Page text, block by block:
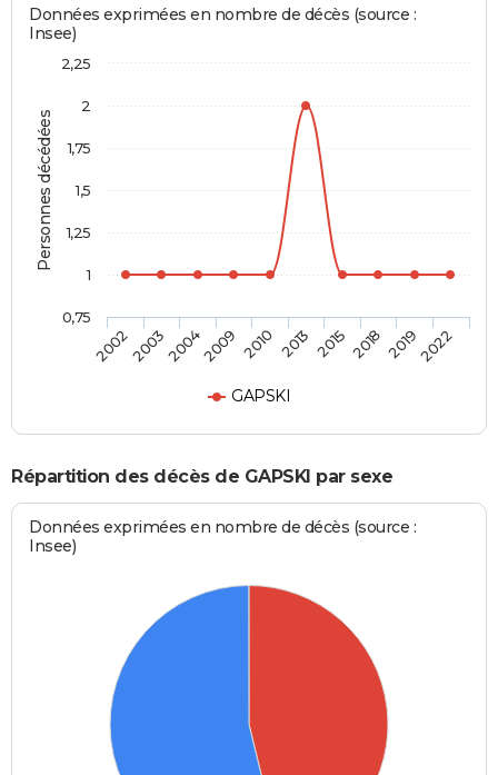
Personnes décédées
Données exprimées en nombre de décès (source :
Insee)
GAPSKI
2002200320042009 2010 2013 2015 2018 20192022
0,75
1
1,25
1,5
1,75
2
2,25
Répartition des décès de GAPSKI par sexe
Données exprimées en nombre de décès (source :
Insee)